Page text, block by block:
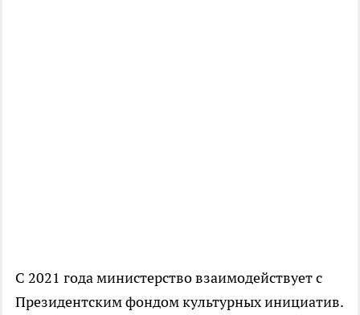
С 2021 года министерство взаимодействует с
Президентским фондом культурных инициатив.